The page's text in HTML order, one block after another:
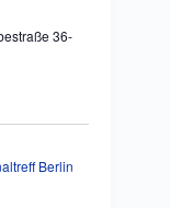
36-
Berlin